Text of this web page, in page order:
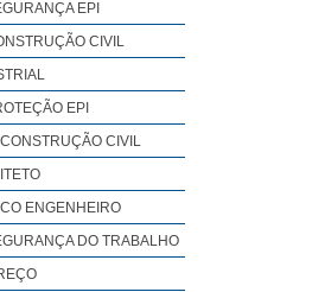
EPI
CIVIL
EPI
CIVIL
ENGENHEIRO
DO TRABALHO